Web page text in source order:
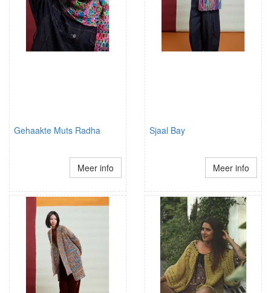
Gehaakte Muts Radha
Meer info
Sjaal Bay
Meer info